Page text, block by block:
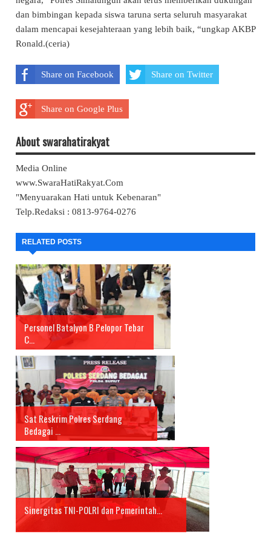
dan bimbingan kepada siswa taruna serta seluruh masyarakat
dalam mencapai kesejahteraan yang lebih baik, “ungkap AKBP
Ronald.(ceria)
Share on Facebook Share on Twitter
Share on Google Plus
About swarahatirakyat
Media Online
www.SwaraHatiRakyat.Com
"Menyuarakan Hati untuk Kebenaran"
Telp.Redaksi : 0813-9764-0276
RELATED POSTS
Personel Batalyon B Pelopor Tebar
C...
Sat Reskrim Polres Serdang
Bedagai ...
Sinergitas TNI-POLRI dan Pemerintah...